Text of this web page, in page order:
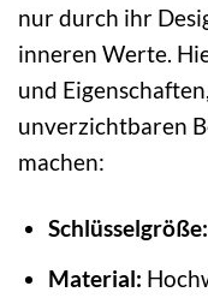
nur durch ihr
inneren Werte.
und
unverzichtbaren
machen:
Schlüsselgröße:
Material: